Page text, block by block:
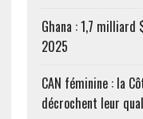
Ghana : 1,7 milliard
2025
CAN féminine : la
décrochent leur